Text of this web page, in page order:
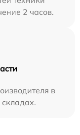
2 часов.
в